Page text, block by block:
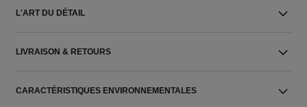
L'ART DU DÉTAIL
LIVRAISON & RETOURS
CARACTÉRISTIQUES ENVIRONNEMENTALES